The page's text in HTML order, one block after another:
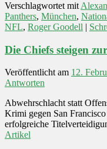
Verschlagwortet mit
Panthers, München,
NFL, Roger Goodell |
Die Chiefs steigen
Veröffentlicht am 12.
Antworten
Abwehrschlacht statt
Krimi gegen San
erfolgreiche
Artikel